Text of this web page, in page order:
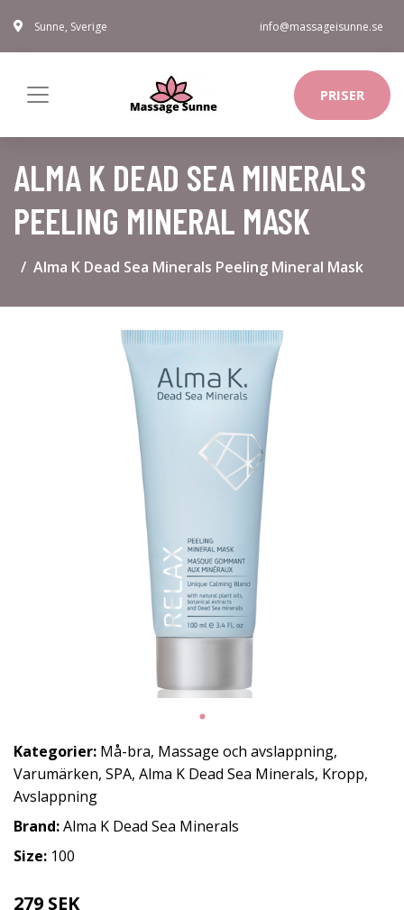
Sunne, Sverige info@massageisunne.se
PRISER
ALMA K DEAD SEA MINERALS
PEELING MINERAL MASK
Alma K Dead Sea Minerals Peeling Mineral Mask
Kategorier: Må-bra, Massage och avslappning,
Varumärken, SPA, Alma K Dead Sea Minerals, Kropp,
Avslappning
Brand:Alma K Dead Sea Minerals
Size: 100
279 SEK